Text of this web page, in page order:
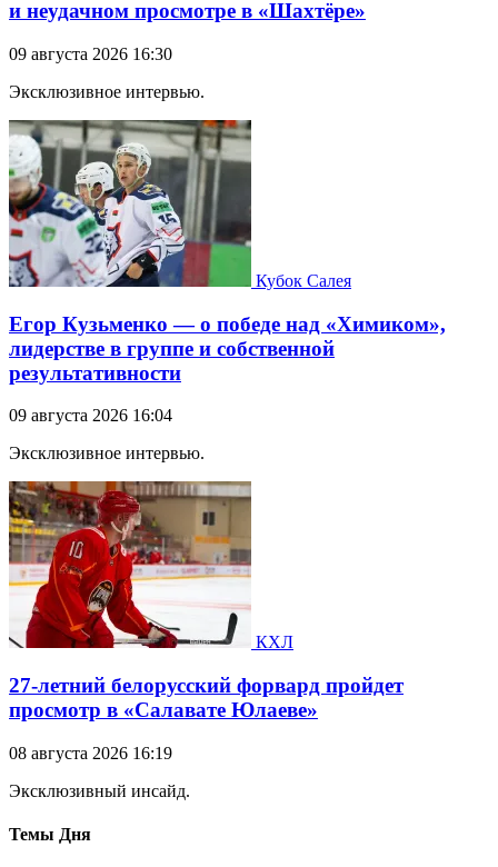
и неудачном просмотре в «Шахтёре»
09 августа 2026 16:30
Эксклюзивное интервью.
Кубок Салея
Егор Кузьменко — о победе над «Химиком»,
лидерстве в группе и собственной
результативности
09 августа 2026 16:04
Эксклюзивное интервью.
КХЛ
27-летний белорусский форвард пройдет
просмотр в «Салавате Юлаеве»
08 августа 2026 16:19
Эксклюзивный инсайд.
Темы Дня